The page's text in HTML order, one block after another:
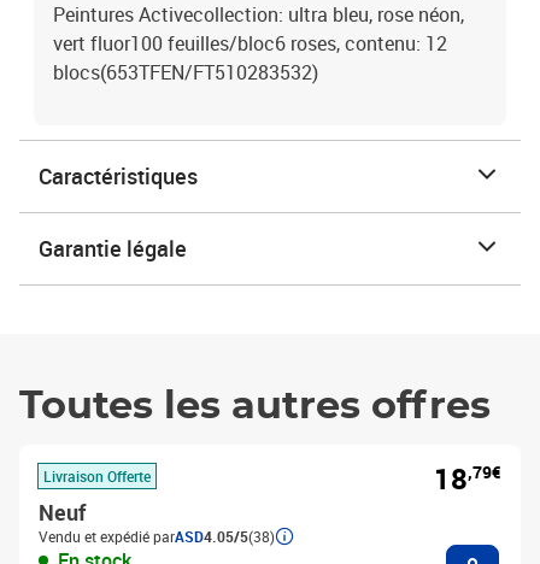
Peintures Activecollection: ultra bleu, rose néon,
vert fluor100 feuilles/bloc6 roses, contenu: 12
blocs(653TFEN/FT510283532)
Caractéristiques
Garantie légale
Toutes les autres offres
Livraison Offerte
Neuf
Vendu et expédié parASD4.05/5(38)
18,79€